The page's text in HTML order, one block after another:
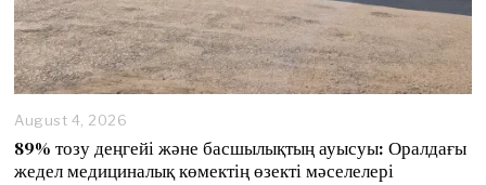
August 4, 2026
89% тозу деңгейі және басшылықтың ауысуы: Оралдағы
жедел медициналық көмектің өзекті мәселелері